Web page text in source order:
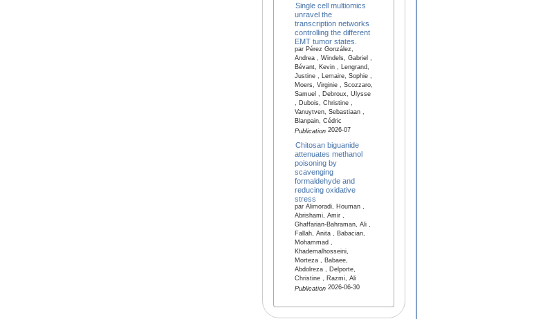
Single cell multiomics
unravel the
transcription networks
controlling the different
EMT tumor states.
par Pérez González,
Andrea , Windels, Gabriel ,
Bévant, Kevin , Lengrand,
Justine , Lemaire, Sophie ,
Moers, Virginie , Scozzaro,
Samuel , Debroux, Ulysse
, Dubois, Christine ,
Vanuytven, Sebastiaan ,
Blanpain, Cédric
Publication2026-07
Chitosan biguanide
attenuates methanol
poisoning by
scavenging
formaldehyde and
reducing oxidative
stress
par Alimoradi, Houman ,
Abrishami, Amir ,
Ghaffarian-Bahraman, Ali ,
Fallah, Anita , Babacian,
Mohammad ,
Khademalhosseini,
Morteza , Babaee,
Abdolreza , Delporte,
Christine , Razmi, Ali
Publication2026-06-30